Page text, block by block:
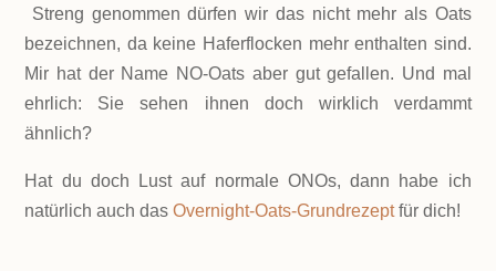
Streng genommen dürfen wir das nicht mehr als Oats
bezeichnen, da keine Haferflocken mehr enthalten sind.
Mir hat der Name NO-Oats aber gut gefallen. Und mal
ehrlich: Sie sehen ihnen doch wirklich verdammt
ähnlich?
Hat du doch Lust auf normale ONOs, dann habe ich
natürlich auch dasOvernight-Oats-Grundrezeptfür dich!